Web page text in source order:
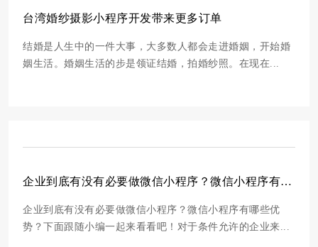
台湾婚纱摄影小程序开发带来更多订单
结婚是人生中的一件大事，大多数人都会走进婚姻，开始婚
姻生活。婚姻生活的步是领证结婚，拍婚纱照。在现在...
企业到底有没有必要做微信小程序？微信小程序有哪些优势？
企业到底有没有必要做微信小程序？微信小程序有哪些优
势？下面跟随小编一起来看看吧！对于条件允许的企业来...